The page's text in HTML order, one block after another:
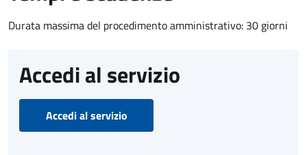
Durata massima del procedimento amministrativo: 30 giorni
Accedi al servizio
Accedi al servizio